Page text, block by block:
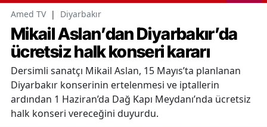
Amed TV | Diyarbakır
Mikail Aslan’dan Diyarbakır’da
ücretsiz halk konseri kararı
Dersimli sanatçı Mikail Aslan, 15 Mayıs’ta planlanan
Diyarbakır konserinin ertelenmesi ve iptallerin
ardından 1 Haziran’da Dağ Kapı Meydanı’nda ücretsiz
halk konseri vereceğini duyurdu.